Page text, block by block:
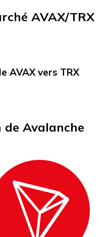
AVAX/TRX
AVAX vers TRX
de Avalanche